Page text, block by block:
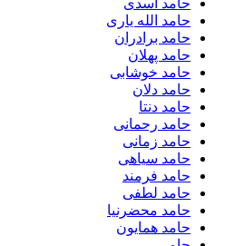
حامد اسدی
حامد الله یاری
حامد برادران
حامد پهلان
حامد خوشابی
حامد دلان
حامد دنتا
حامد رحمانی
حامد زمانی
حامد سیاهی
حامد فرمند
حامد لطفی
حامد محضرنیا
حامد همایون